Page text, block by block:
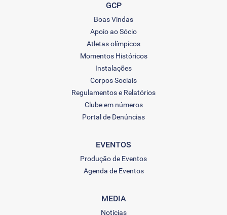
GCP
Boas Vindas
Apoio ao Sócio
Atletas olímpicos
Momentos Históricos
Instalações
Corpos Sociais
Regulamentos e Relatórios
Clube em números
Portal de Denúncias
EVENTOS
Produção de Eventos
Agenda de Eventos
MEDIA
Notícias